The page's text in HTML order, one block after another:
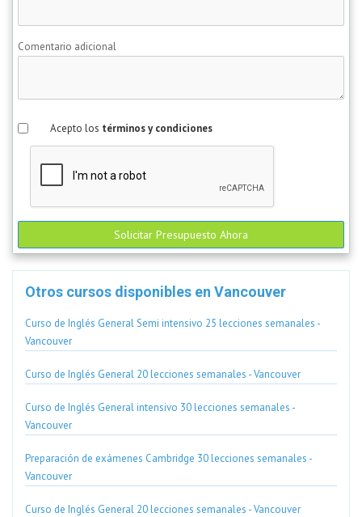
Comentario adicional
Acepto los términos y condiciones
Solicitar Presupuesto Ahora
Otros cursos disponibles en Vancouver
Curso de Inglés General Semi intensivo 25 lecciones semanales -
Vancouver
Curso de Inglés General 20 lecciones semanales - Vancouver
Curso de Inglés General intensivo 30 lecciones semanales -
Vancouver
Preparación de exámenes Cambridge 30 lecciones semanales -
Vancouver
Curso de Inglés General 20 lecciones semanales - Vancouver